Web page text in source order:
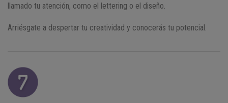
llamado tu atención, como el lettering o el diseño.
Arriésgate a despertar tu creatividad y conocerás tu potencial.